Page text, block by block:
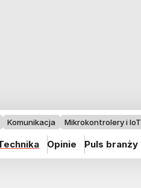
Komunikacja Mikrokontrolery i IoT
Opinie Puls branży